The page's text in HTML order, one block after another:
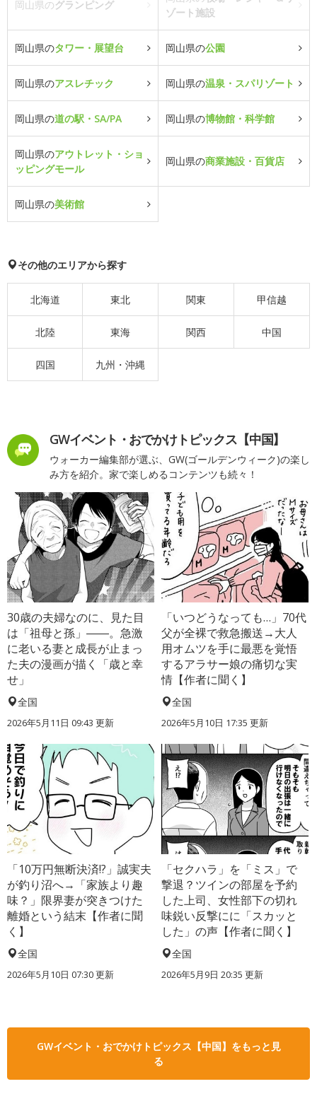
岡山県のグランピング
ゾート施設
岡山県のタワー・展望台 岡山県の公園
岡山県のアスレチック 岡山県の温泉・スパリゾート
岡山県の道の駅・SA/PA 岡山県の博物館・科学館
岡山県のアウトレット・ショ
ッピングモール
岡山県の商業施設・百貨店
岡山県の美術館
その他のエリアから探す
北海道 東北 関東 甲信越
北陸 東海 関西 中国
四国 九州・沖縄
GWイベント・おでかけトピックス【中国】
ウォーカー編集部が選ぶ、GW(ゴールデンウィーク)の楽し
み方を紹介。家で楽しめるコンテンツも続々！
30歳の夫婦なのに、見た目
は「祖母と孫」――。急激
に老いる妻と成長が止まっ
た夫の漫画が描く「歳と幸
せ」
全国
2026年5月11日 09:43 更新
「いつどうなっても…」70代
父が全裸で救急搬送→大人
用オムツを手に最悪を覚悟
するアラサー娘の痛切な実
情【作者に聞く】
全国
2026年5月10日 17:35 更新
「10万円無断決済!?」誠実夫
が釣り沼へ→「家族より趣
味？」限界妻が突きつけた
離婚という結末【作者に聞
く】
全国
2026年5月10日 07:30 更新
「セクハラ」を「ミス」で
撃退？ツインの部屋を予約
した上司、女性部下の切れ
味鋭い反撃にに「スカッと
した」の声【作者に聞く】
全国
2026年5月9日 20:35 更新
GWイベント・おでかけトピックス【中国】をもっと見
る